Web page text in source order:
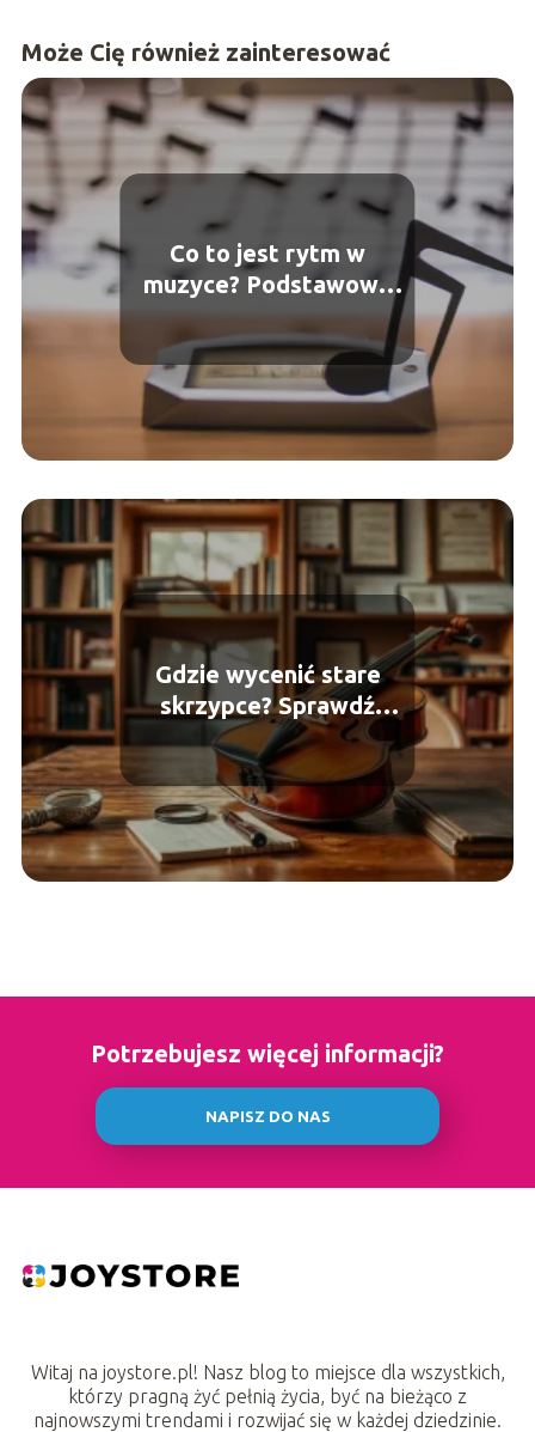
Może Cię również zainteresować
Co to jest rytm w
muzyce? Podstawowe
pojęcia
Gdzie wycenić stare
skrzypce? Sprawdź
najlepsze miejsca!
Potrzebujesz więcej informacji?
NAPISZ DO NAS
Witaj na joystore.pl! Nasz blog to miejsce dla wszystkich,
którzy pragną żyć pełnią życia, być na bieżąco z
najnowszymi trendami i rozwijać się w każdej dziedzinie.